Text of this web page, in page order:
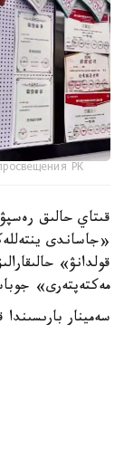
РК.
قىتاي حالىق
«جاساندى
قولدانۋ»
مەكتەپتەرى» جوباسىنىڭ 50 گە جۋىق
سەمينار